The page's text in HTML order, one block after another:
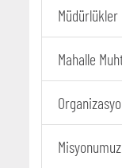
Müdürlükler
Mahalle
Misyonumuz